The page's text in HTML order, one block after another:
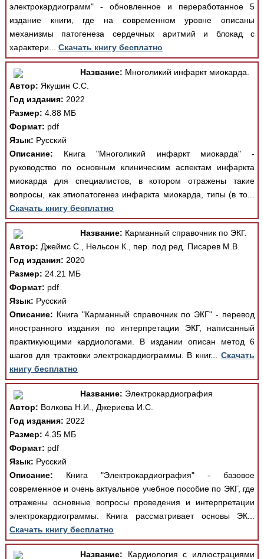
электрокардиограмм" - обновленное и переработанное 5
издание книги, где на современном уровне описаны
механизмы патогенеза сердечных аритмий и блокад с
характери... Скачать книгу бесплатно
Название: Многоликий инфаркт миокарда.
Автор: Якушин С.С.
Год издания: 2022
Размер: 4.88 МБ
Формат: pdf
Язык: Русский
Описание: Книга "Многоликий инфаркт миокарда" -
руководство по основным клиническим аспектам инфаркта
миокарда для специалистов, в котором отражены такие
вопросы, как этиопатогенез инфаркта миокарда, типы (в то...
Скачать книгу бесплатно
Название: Карманный справочник по ЭКГ.
Автор: Джеймс С., Нельсон К., пер. под ред. Писарев М.В.
Год издания: 2020
Размер: 24.21 МБ
Формат: pdf
Язык: Русский
Описание: Книга "Карманный справочник по ЭКГ" - перевод
иностранного издания по интерпретации ЭКГ, написанный
практикующими кардиологами. В издании описан метод 6
шагов для трактовки электрокардиограммы. В книг...Скачать
книгу бесплатно
Название: Электрокардиография
Автор: Волкова Н.И., Джериева И.С.
Год издания: 2022
Размер: 4.35 МБ
Формат: pdf
Язык: Русский
Описание: Книга "Электрокардиография" - базовое
современное и очень актуальное учебное пособие по ЭКГ, где
отражены основные вопросы проведения и интерпретации
электрокардиограммы. Книга рассматривает основы ЭК...
Скачать книгу бесплатно
Название: Кардиология с иллюстрациями